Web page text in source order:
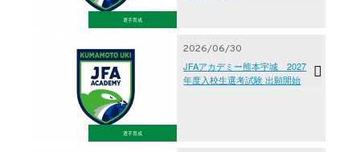
選手育成
選手育成
2026/06/30
JFAアカデミー熊本宇城 2027
年度入校生選考試験 出願開始